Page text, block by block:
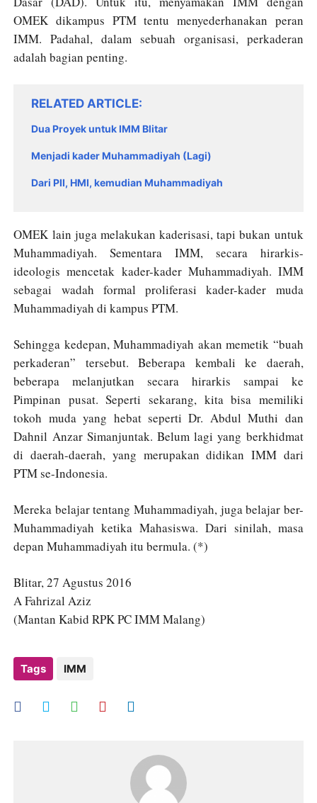
OMEK dikampus PTM tentu menyederhanakan peran
IMM. Padahal, dalam sebuah organisasi, perkaderan
adalah bagian penting.
RELATED ARTICLE
Dua Proyek untuk IMM Blitar
Menjadi kader Muhammadiyah (Lagi)
Dari PII, HMI, kemudian Muhammadiyah
OMEK lain juga melakukan kaderisasi, tapi bukan untuk
Muhammadiyah. Sementara IMM, secara hirarkis-
ideologis mencetak kader-kader Muhammadiyah. IMM
sebagai wadah formal proliferasi kader-kader muda
Muhammadiyah di kampus PTM.
Sehingga kedepan, Muhammadiyah akan memetik “buah
perkaderan” tersebut. Beberapa kembali ke daerah,
beberapa melanjutkan secara hirarkis sampai ke
Pimpinan pusat. Seperti sekarang, kita bisa memiliki
tokoh muda yang hebat seperti Dr. Abdul Muthi dan
Dahnil Anzar Simanjuntak. Belum lagi yang berkhidmat
di daerah-daerah, yang merupakan didikan IMM dari
PTM se-Indonesia.
Mereka belajar tentang Muhammadiyah, juga belajar ber-
Muhammadiyah ketika Mahasiswa. Dari sinilah, masa
depan Muhammadiyah itu bermula. (*)
Blitar, 27 Agustus 2016
A Fahrizal Aziz
(Mantan Kabid RPK PC IMM Malang)
Tags IMM